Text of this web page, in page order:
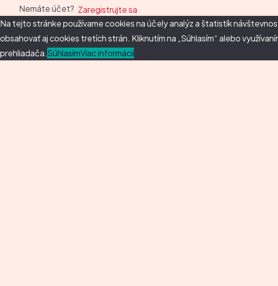
Nemáte účet? Zaregistrujte sa
Na tejto stránke používame cookies na účely analýz a štatistík
obsahovať aj cookies tretích strán. Kliknutím na „Súhlasím“ alebo
prehliadača.SúhlasímViac informácií